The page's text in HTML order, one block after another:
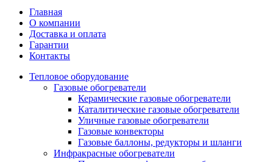
Главная
О компании
Доставка и оплата
Гарантии
Контакты
Тепловое оборудование
Газовые обогреватели
Керамические газовые обогреватели
Каталитические газовые обогреватели
Уличные газовые обогреватели
Газовые конвекторы
Газовые баллоны, редукторы и шланги
Инфракрасные обогреватели